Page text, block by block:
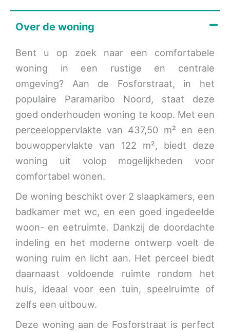
Over de woning
Bent u op zoek naar een comfortabele
woning in een rustige en centrale
omgeving? Aan de Fosforstraat, in het
populaire Paramaribo Noord, staat deze
goed onderhouden woning te koop. Met een
perceeloppervlakte van 437,50 m² en een
bouwoppervlakte van 122 m², biedt deze
woning uit volop mogelijkheden voor
comfortabel wonen.
De woning beschikt over 2 slaapkamers, een
badkamer met wc, en een goed ingedeelde
woon- en eetruimte. Dankzij de doordachte
indeling en het moderne ontwerp voelt de
woning ruim en licht aan. Het perceel biedt
daarnaast voldoende ruimte rondom het
huis, ideaal voor een tuin, speelruimte of
zelfs een uitbouw.
Deze woning aan de Fosforstraat is perfect